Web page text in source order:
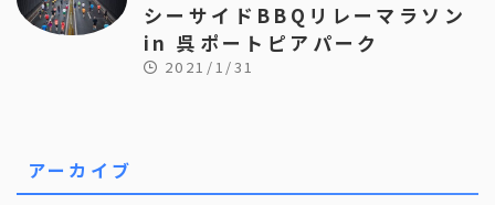
シーサイドBBQリレーマラソン
in 呉ポートピアパーク
2021/1/31
アーカイブ